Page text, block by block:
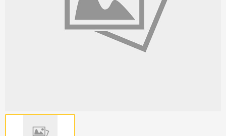
Продажа бордюров в
Краснодаре
ПЕРЕЙТИ